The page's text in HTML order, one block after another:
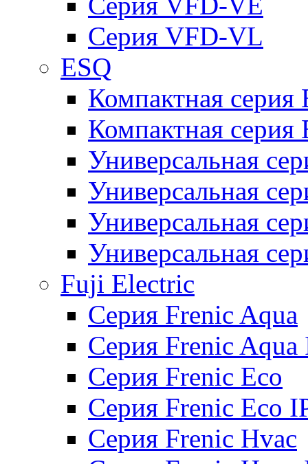
Серия VFD-VL
ESQ
Компактная серия
Компактная
Универсальная
Универсальная
Универсальная
Универсальная
Fuji Electric
Серия Frenic Aqua
Серия Frenic Aqua
Серия Frenic Eco
Серия Frenic Eco
Серия Frenic Hvac